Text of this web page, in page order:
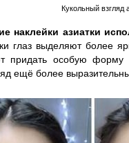
Кукольный взгляд
наклейки азиатки
глаз выделяют более
придать особую
ещё более